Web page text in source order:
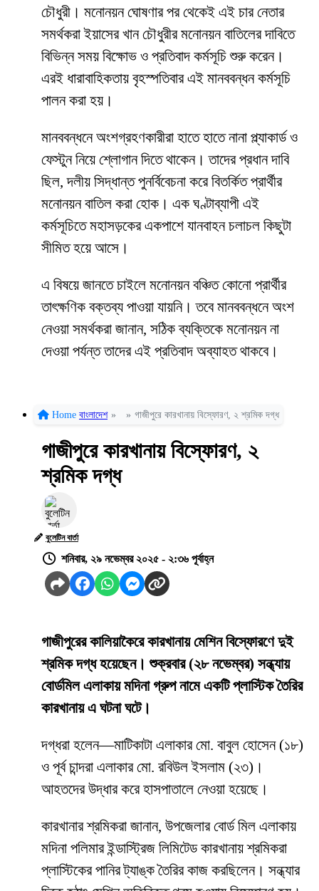
চৌধুরী। মনোনয়ন ঘোষণার পর থেকেই এই চার নেতার
সমর্থকরা ইয়াসের খান চৌধুরীর মনোনয়ন বাতিলের দাবিতে
বিভিন্ন সময় বিক্ষোভ ও প্রতিবাদ কর্মসূচি শুরু করেন।
এরই ধারাবাহিকতায় বৃহস্পতিবার এই মানববন্ধন কর্মসূচি
পালন করা হয়।
মানববন্ধনে অংশগ্রহণকারীরা হাতে হাতে নানা প্ল্যাকার্ড ও
ফেস্টুন নিয়ে শ্লোগান দিতে থাকেন। তাদের প্রধান দাবি
ছিল, দলীয় সিদ্ধান্ত পুনর্বিবেচনা করে বিতর্কিত প্রার্থীর
মনোনয়ন বাতিল করা হোক। এক ঘণ্টাব্যাপী এই
কর্মসূচিতে মহাসড়কের একপাশে যানবাহন চলাচল কিছুটা
সীমিত হয়ে আসে।
এ বিষয়ে জানতে চাইলে মনোনয়ন বঞ্চিত কোনো প্রার্থীর
তাৎক্ষণিক বক্তব্য পাওয়া যায়নি। তবে মানববন্ধনে অংশ
নেওয়া সমর্থকরা জানান, সঠিক ব্যক্তিকে মনোনয়ন না
দেওয়া পর্যন্ত তাদের এই প্রতিবাদ অব্যাহত থাকবে।
Home বাংলাদেশ » » গাজীপুরে কারখানায় বিস্ফোরণ, ২ শ্রমিক দগ্ধ
গাজীপুরে কারখানায় বিস্ফোরণ, ২
শ্রমিক দগ্ধ
বুলেটিন বার্তা
শনিবার, ২৯ নভেম্বর ২০২৫ - ২:৩৬ পূর্বাহ্ন
গাজীপুরের কালিয়াকৈরে কারখানায় মেশিন বিস্ফোরণে দুই
শ্রমিক দগ্ধ হয়েছেন। শুক্রবার (২৮ নভেম্বর) সন্ধ্যায়
বোর্ডমিল এলাকায় মদিনা গ্রুপ নামে একটি প্লাস্টিক তৈরির
কারখানায় এ ঘটনা ঘটে।
দগ্ধরা হলেন—মাটিকাটা এলাকার মো. বাবুল হোসেন (১৮)
ও পূর্ব চান্দরা এলাকার মো. রবিউল ইসলাম (২৩)।
আহতদের উদ্ধার করে হাসপাতালে নেওয়া হয়েছে।
কারখানার শ্রমিকরা জানান, উপজেলার বোর্ড মিল এলাকায়
মদিনা পলিমার ইন্ডাস্ট্রিজ লিমিটেড কারখানায় শ্রমিকরা
প্লাস্টিকের পানির ট্যাঙ্ক তৈরির কাজ করছিলেন। সন্ধ্যার